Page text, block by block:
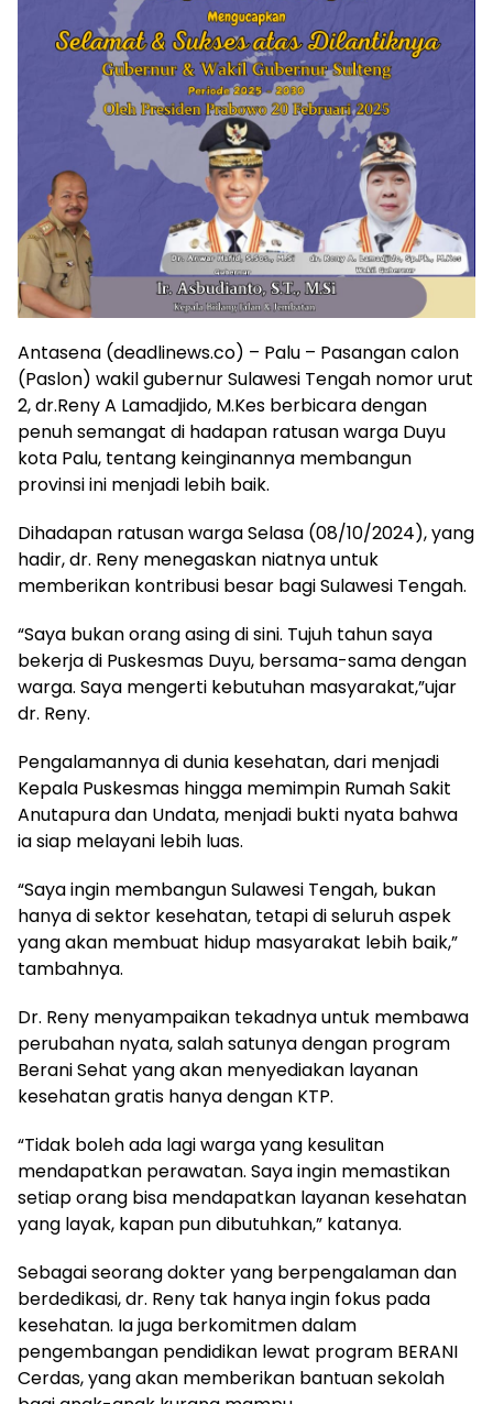
Antasena (deadlinews.co) – Palu – Pasangan calon
(Paslon) wakil gubernur Sulawesi Tengah nomor urut
2, dr.Reny A Lamadjido, M.Kes berbicara dengan
penuh semangat di hadapan ratusan warga Duyu
kota Palu, tentang keinginannya membangun
provinsi ini menjadi lebih baik.
Dihadapan ratusan warga Selasa (08/10/2024), yang
hadir, dr. Reny menegaskan niatnya untuk
memberikan kontribusi besar bagi Sulawesi Tengah.
“Saya bukan orang asing di sini. Tujuh tahun saya
bekerja di Puskesmas Duyu, bersama-sama dengan
warga. Saya mengerti kebutuhan masyarakat,”ujar
dr. Reny.
Pengalamannya di dunia kesehatan, dari menjadi
Kepala Puskesmas hingga memimpin Rumah Sakit
Anutapura dan Undata, menjadi bukti nyata bahwa
ia siap melayani lebih luas.
“Saya ingin membangun Sulawesi Tengah, bukan
hanya di sektor kesehatan, tetapi di seluruh aspek
yang akan membuat hidup masyarakat lebih baik,”
tambahnya.
Dr. Reny menyampaikan tekadnya untuk membawa
perubahan nyata, salah satunya dengan program
Berani Sehat yang akan menyediakan layanan
kesehatan gratis hanya dengan KTP.
“Tidak boleh ada lagi warga yang kesulitan
mendapatkan perawatan. Saya ingin memastikan
setiap orang bisa mendapatkan layanan kesehatan
yang layak, kapan pun dibutuhkan,” katanya.
Sebagai seorang dokter yang berpengalaman dan
berdedikasi, dr. Reny tak hanya ingin fokus pada
kesehatan. Ia juga berkomitmen dalam
pengembangan pendidikan lewat program BERANI
Cerdas, yang akan memberikan bantuan sekolah